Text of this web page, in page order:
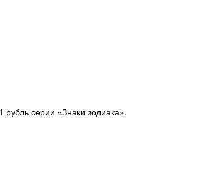
серии «Знаки зодиака».